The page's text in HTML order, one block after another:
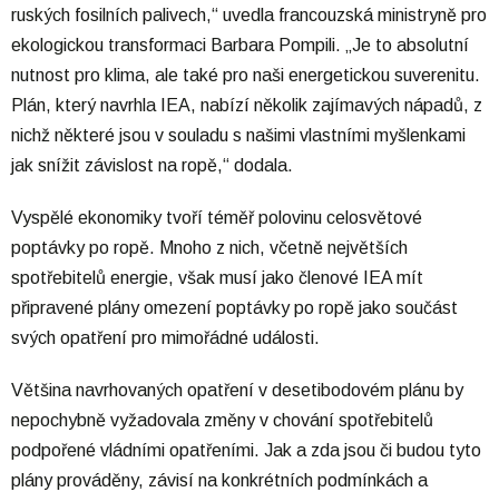
ruských fosilních palivech,“ uvedla francouzská ministryně pro
ekologickou transformaci Barbara Pompili. „Je to absolutní
nutnost pro klima, ale také pro naši energetickou suverenitu.
Plán, který navrhla IEA, nabízí několik zajímavých nápadů, z
nichž některé jsou v souladu s našimi vlastními myšlenkami
jak snížit závislost na ropě,“ dodala.
Vyspělé ekonomiky tvoří téměř polovinu celosvětové
poptávky po ropě. Mnoho z nich, včetně největších
spotřebitelů energie, však musí jako členové IEA mít
připravené plány omezení poptávky po ropě jako součást
svých opatření pro mimořádné události.
Většina navrhovaných opatření v desetibodovém plánu by
nepochybně vyžadovala změny v chování spotřebitelů
podpořené vládními opatřeními. Jak a zda jsou či budou tyto
plány prováděny, závisí na konkrétních podmínkách a